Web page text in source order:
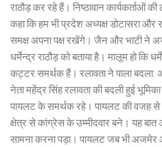
राठौड़ कर रहे हैं। निष्ठावान कार्यकर्ताओं
कहा कि हम भी प्रदेश अध्यक्ष डोटासरा और
समक्ष अपना पक्ष रखेंगे। जैन और भाटी ने
धर्मेन्द्र राठौड़ को बताया है। मालूम हो कि
कट्टर समर्थक हैं। रलावता ने पाला बदला:
नेता महेंद्र सिंह रलावता की बदली हुई
पायलट के समर्थक रहे। पायलट की वजह से
क्षेत्र से कांग्रेस के उम्मीदवार बने। यह बात
सामना करना पड़ा। पायलट जब भी अजमेर